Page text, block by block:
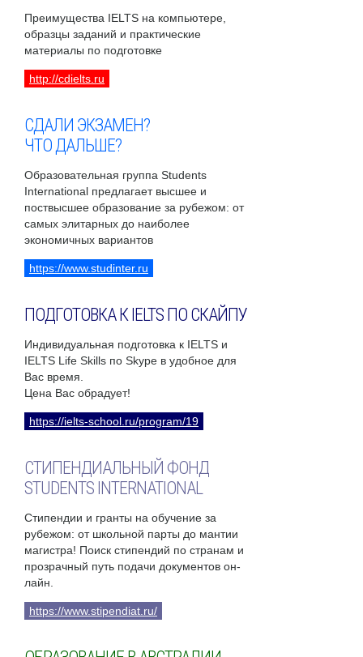
Преимущества IELTS на компьютере,
образцы заданий и практические
материалы по подготовке
http://cdielts.ru
СДАЛИ ЭКЗАМЕН?
ЧТО ДАЛЬШЕ?
Образовательная группа Students
International предлагает высшее и
поствысшее образование за рубежом: от
самых элитарных до наиболее
экономичных вариантов
https://www.studinter.ru
ПОДГОТОВКА К IELTS ПО СКАЙПУ
Индивидуальная подготовка к IELTS и
IELTS Life Skills по Skype в удобное для
Вас время.
Цена Вас обрадует!
https://ielts-school.ru/program/19
СТИПЕНДИАЛЬНЫЙ ФОНД
STUDENTS INTERNATIONAL
Стипендии и гранты на обучение за
рубежом: от школьной парты до мантии
магистра! Поиск стипендий по странам и
прозрачный путь подачи документов он-
лайн.
https://www.stipendiat.ru/